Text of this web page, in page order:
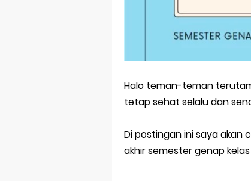
STOP
3 Jurus
Halo teman-teman
tetap sehat selalu dan
Di postingan ini saya akan
akhir semester genap kelas